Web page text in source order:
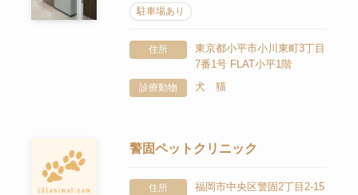
駐車場あり
住所
東京都小平市小川東町3丁目
7番1号 FLAT小平1階
診療動物 犬 猫
警固ペットクリニック
住所
福岡市中央区警固2丁目2-15